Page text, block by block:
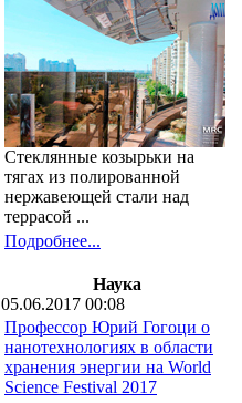
Стеклянные козырьки на
тягах из полированной
нержавеющей стали над
террасой ...
Подробнее...
Наука
05.06.2017 00:08
Профессор Юрий Гогоци о
нанотехнологиях в области
хранения энергии на World
Science Festival 2017